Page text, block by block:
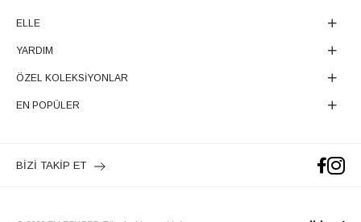
ELLE
YARDIM
ÖZEL KOLEKSİYONLAR
EN POPÜLER
BİZİ TAKİP ET